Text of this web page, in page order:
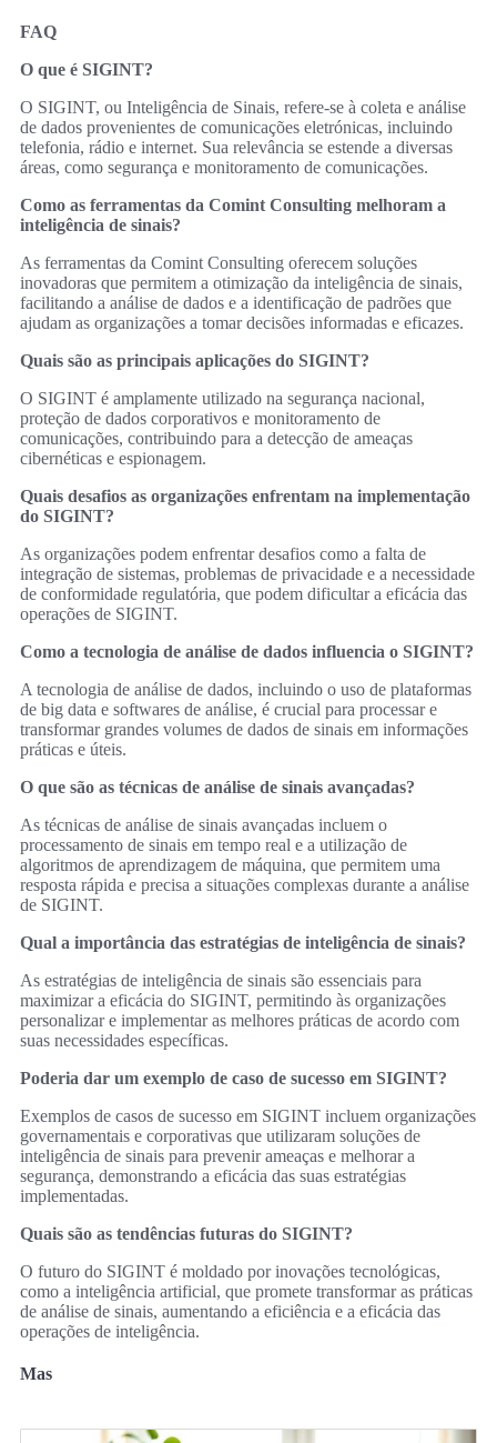
FAQ
O que é SIGINT?
O SIGINT, ou Inteligência de Sinais, refere-se à coleta e análise
de dados provenientes de comunicações eletrónicas, incluindo
telefonia, rádio e internet. Sua relevância se estende a diversas
áreas, como segurança e monitoramento de comunicações.
Como as ferramentas da Comint Consulting melhoram a
inteligência de sinais?
As ferramentas da Comint Consulting oferecem soluções
inovadoras que permitem a otimização da inteligência de sinais,
facilitando a análise de dados e a identificação de padrões que
ajudam as organizações a tomar decisões informadas e eficazes.
Quais são as principais aplicações do SIGINT?
O SIGINT é amplamente utilizado na segurança nacional,
proteção de dados corporativos e monitoramento de
comunicações, contribuindo para a detecção de ameaças
cibernéticas e espionagem.
Quais desafios as organizações enfrentam na implementação
do SIGINT?
As organizações podem enfrentar desafios como a falta de
integração de sistemas, problemas de privacidade e a necessidade
de conformidade regulatória, que podem dificultar a eficácia das
operações de SIGINT.
Como a tecnologia de análise de dados influencia o SIGINT?
A tecnologia de análise de dados, incluindo o uso de plataformas
de big data e softwares de análise, é crucial para processar e
transformar grandes volumes de dados de sinais em informações
práticas e úteis.
O que são as técnicas de análise de sinais avançadas?
As técnicas de análise de sinais avançadas incluem o
processamento de sinais em tempo real e a utilização de
algoritmos de aprendizagem de máquina, que permitem uma
resposta rápida e precisa a situações complexas durante a análise
de SIGINT.
Qual a importância das estratégias de inteligência de sinais?
As estratégias de inteligência de sinais são essenciais para
maximizar a eficácia do SIGINT, permitindo às organizações
personalizar e implementar as melhores práticas de acordo com
suas necessidades específicas.
Poderia dar um exemplo de caso de sucesso em SIGINT?
Exemplos de casos de sucesso em SIGINT incluem organizações
governamentais e corporativas que utilizaram soluções de
inteligência de sinais para prevenir ameaças e melhorar a
segurança, demonstrando a eficácia das suas estratégias
implementadas.
Quais são as tendências futuras do SIGINT?
O futuro do SIGINT é moldado por inovações tecnológicas,
como a inteligência artificial, que promete transformar as práticas
de análise de sinais, aumentando a eficiência e a eficácia das
operações de inteligência.
Mas